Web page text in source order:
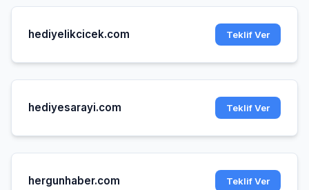
hediyelikcicek.com Teklif Ver
hediyesarayi.com Teklif Ver
hergunhaber.com Teklif Ver